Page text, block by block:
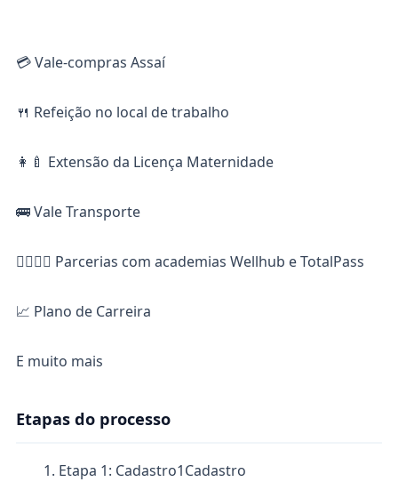
💳 Vale-compras Assaí
🍴 Refeição no local de trabalho
👩‍🍼 Extensão da Licença Maternidade
🚌 Vale Transporte
🏋️‍♀️🏋️‍♂️ Parcerias com academias Wellhub e TotalPass
📈 Plano de Carreira
E muito mais
Etapas do processo
Etapa 1: Cadastro1Cadastro